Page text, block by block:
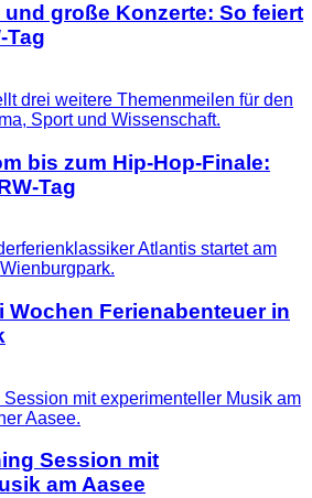
große Konzerte: So feiert
Tag
bis zum Hip-Hop-Finale:
Tag
Ferienabenteuer in
Session mit
am Aasee